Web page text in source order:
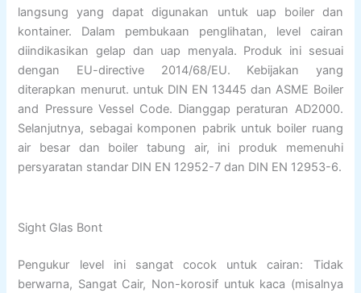
langsung yang dapat digunakan untuk uap boiler dan
kontainer. Dalam pembukaan penglihatan, level cairan
diindikasikan gelap dan uap menyala. Produk ini sesuai
dengan EU-directive 2014/68/EU. Kebijakan yang
diterapkan menurut. untuk DIN EN 13445 dan ASME Boiler
and Pressure Vessel Code. Dianggap peraturan AD2000.
Selanjutnya, sebagai komponen pabrik untuk boiler ruang
air besar dan boiler tabung air, ini produk memenuhi
persyaratan standar DIN EN 12952-7 dan DIN EN 12953-6.
Sight Glas Bont
Pengukur level ini sangat cocok untuk cairan: Tidak
berwarna, Sangat Cair, Non-korosif untuk kaca (misalnya